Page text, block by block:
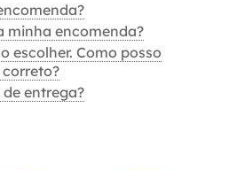
minha encomenda?
escolher. Como posso
entrega?